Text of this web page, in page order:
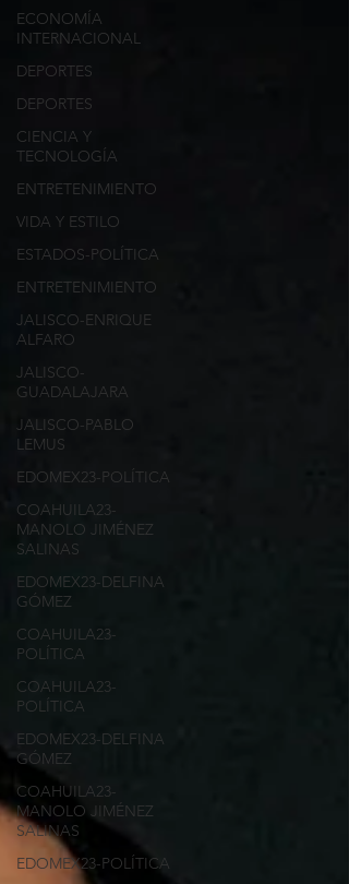
ECONOMÍA
INTERNACIONAL
DEPORTES
DEPORTES
CIENCIA Y
TECNOLOGÍA
ENTRETENIMIENTO
VIDA Y ESTILO
ESTADOS-POLÍTICA
ENTRETENIMIENTO
JALISCO-ENRIQUE
ALFARO
JALISCO-
GUADALAJARA
JALISCO-PABLO
LEMUS
EDOMEX23-POLÍTICA
COAHUILA23-
MANOLO JIMÉNEZ
SALINAS
EDOMEX23-DELFINA
GÓMEZ
COAHUILA23-
POLÍTICA
COAHUILA23-
POLÍTICA
EDOMEX23-DELFINA
GÓMEZ
COAHUILA23-
MANOLO JIMÉNEZ
SALINAS
EDOMEX23-POLÍTICA